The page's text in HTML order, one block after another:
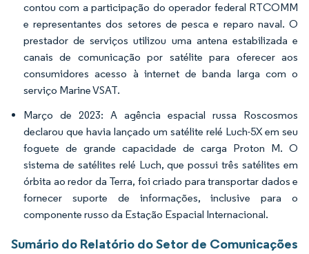
contou com a participação do operador federal RTCOMM
e representantes dos setores de pesca e reparo naval. O
prestador de serviços utilizou uma antena estabilizada e
canais de comunicação por satélite para oferecer aos
consumidores acesso à internet de banda larga com o
serviço Marine VSAT.
Março de 2023: A agência espacial russa Roscosmos
declarou que havia lançado um satélite relé Luch-5X em seu
foguete de grande capacidade de carga Proton M. O
sistema de satélites relé Luch, que possui três satélites em
órbita ao redor da Terra, foi criado para transportar dados e
fornecer suporte de informações, inclusive para o
componente russo da Estação Espacial Internacional.
Sumário do Relatório do Setor de Comunicações